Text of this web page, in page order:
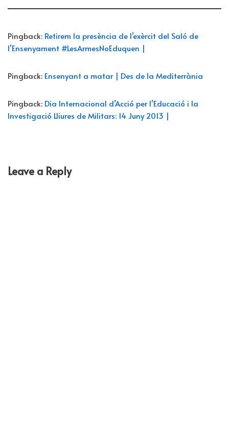
Pingback: Retirem la presència de l’exèrcit del Saló de
l’Ensenyament #LesArmesNoEduquen |
Pingback: Ensenyant a matar | Des de la Mediterrània
Pingback: Dia Internacional d’Acció per l’Educació i la
Investigació Lliures de Militars: 14 Juny 2013 |
Leave a Reply